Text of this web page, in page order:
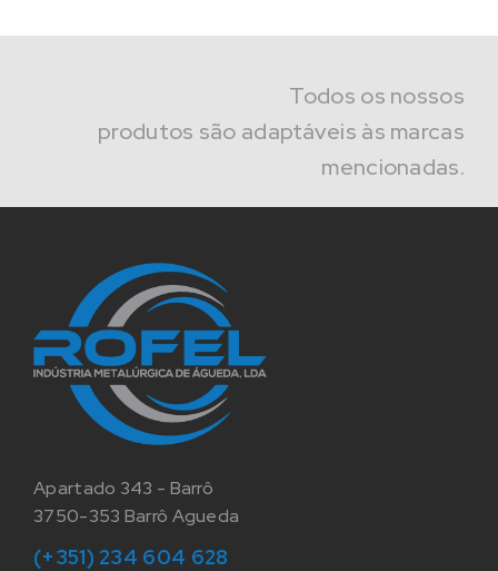
Todos os nossos
produtos são adaptáveis às marcas
mencionadas.
Apartado 343 - Barrô
3750-353 Barrô Agueda
(+351) 234 604 628